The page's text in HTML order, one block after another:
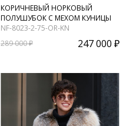
КОРИЧНЕВЫЙ НОРКОВЫЙ
ПОЛУШУБОК С МЕХОМ КУНИЦЫ
NF-8023-2-75-OR-KN
289 000 ₽
247 000 ₽